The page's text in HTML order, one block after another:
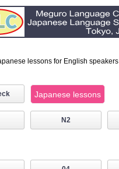
lessons for English speakers
Japanese lessons
N2